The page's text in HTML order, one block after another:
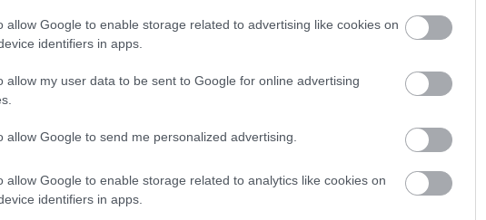
allow Google to enable storage related to advertising like cookies on
identifiers in apps.
allow my user data to be sent to Google for online advertising
allow Google to send me personalized advertising.
allow Google to enable storage related to analytics like cookies on
identifiers in apps.
Πόσα θες να μας… τρελάνεις Κούρεκ;
ανακοινώσει ότι αποχωρεί απο τους JT Thunders, καθώς ένιωθε ότι δεν
μπορεί να προσφέρει τίποτα στη νέα του ομάδα και ήθελε να σταματήσει
για λίγο το βόλει, για να μπορέσει να ξεκουραστεί και ψυχικά αλλά και
σωματικά. Ωστόσο, πριν απο λίγο, ανακοινώθηκε επίσημα απο τη νέα του
ομάδα, την Σκρα Μπελσάτοφ.